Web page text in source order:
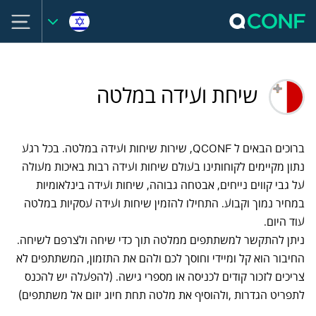
שיחת ועידה במלטה
ברוכים הבאים ל QCONF, שירות שיחות ועידה במלטה. בכל רגע
נתון מקיימים לקוחותינו בעולם שיחות ועידה רבות באיכות מעולה
על גבי קווים נייחים, אבטחה גבוהה, שיחות ועידה בינלאומיות
במחיר נמוך וקבוע. התחילו להזמין שיחות ועידה עסקיות במלטה
עוד היום.
ניתן להתקשר למשתתפים ממלטה תוך כדי שיחה ולצרפם לשיחה.
החיבור הוא קל ומיידי וחוסך לכם ולהם את התזמון, המשתתפים לא
צריכים לזכור קודים לכניסה או מספרי גישה. (להפעלה יש להכנס
לתפריט הגדרות ,ולהוסיף את מלטה תחת חיוג יזום אל משתתפים)